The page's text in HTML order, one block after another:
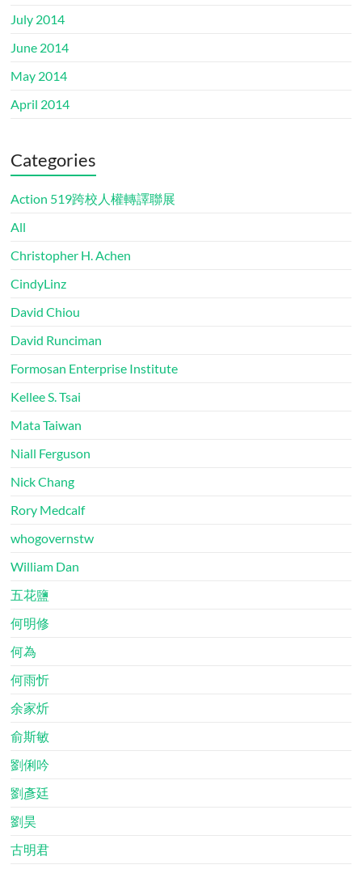
July 2014
June 2014
May 2014
April 2014
Categories
Action 519跨校人權轉譯聯展
All
Christopher H. Achen
CindyLinz
David Chiou
David Runciman
Formosan Enterprise Institute
Kellee S. Tsai
Mata Taiwan
Niall Ferguson
Nick Chang
Rory Medcalf
whogovernstw
William Dan
五花鹽
何明修
何為
何雨忻
余家炘
俞斯敏
劉俐吟
劉彥廷
劉昊
古明君